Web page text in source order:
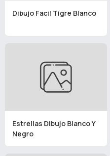
Dibujo Facil Tigre Blanco
Estrellas Dibujo Blanco Y
Negro